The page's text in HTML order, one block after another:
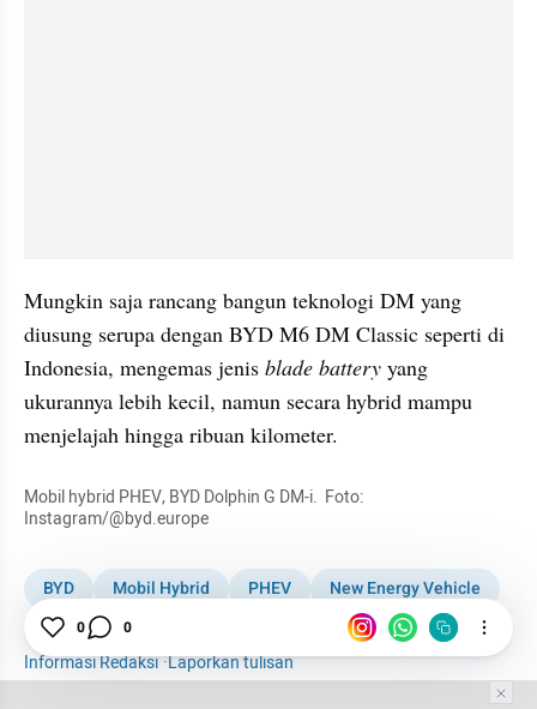
Mungkin saja rancang bangun teknologi DM yang
diusung serupa dengan BYD M6 DM Classic seperti di
Indonesia, mengemas jenis blade battery yang
ukurannya lebih kecil, namun secara hybrid mampu
menjelajah hingga ribuan kilometer.
Mobil hybrid PHEV, BYD Dolphin G DM-i.  Foto:
Instagram/@byd.europe
BYD Mobil Hybrid PHEV
New Energy Vehicle
Otomotif
Informasi Redaksi·Laporkan tulisan
0 0